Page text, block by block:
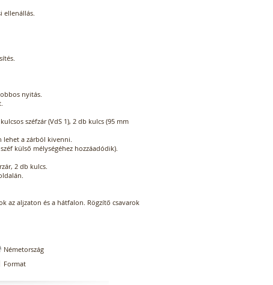
ellenállás.
nyitás.
széfzár (VdS 1), 2 db kulcs (95 mm
lehet a zárból kivenni.
külső mélységéhez hozzáadódik).
2 db kulcs.
az aljzaton és a hátfalon. Rögzítő csavarok
Németország
Format